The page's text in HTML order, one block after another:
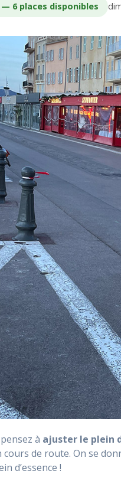
6 places disponibles
à ajuster le plein
cours de route. On se
d’essence !